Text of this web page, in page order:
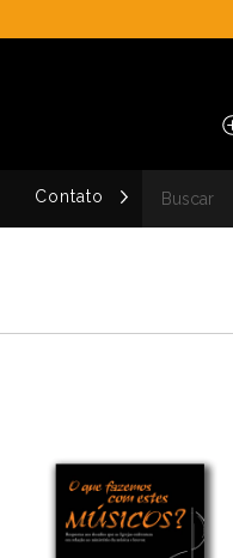
Contato W4 Eternos